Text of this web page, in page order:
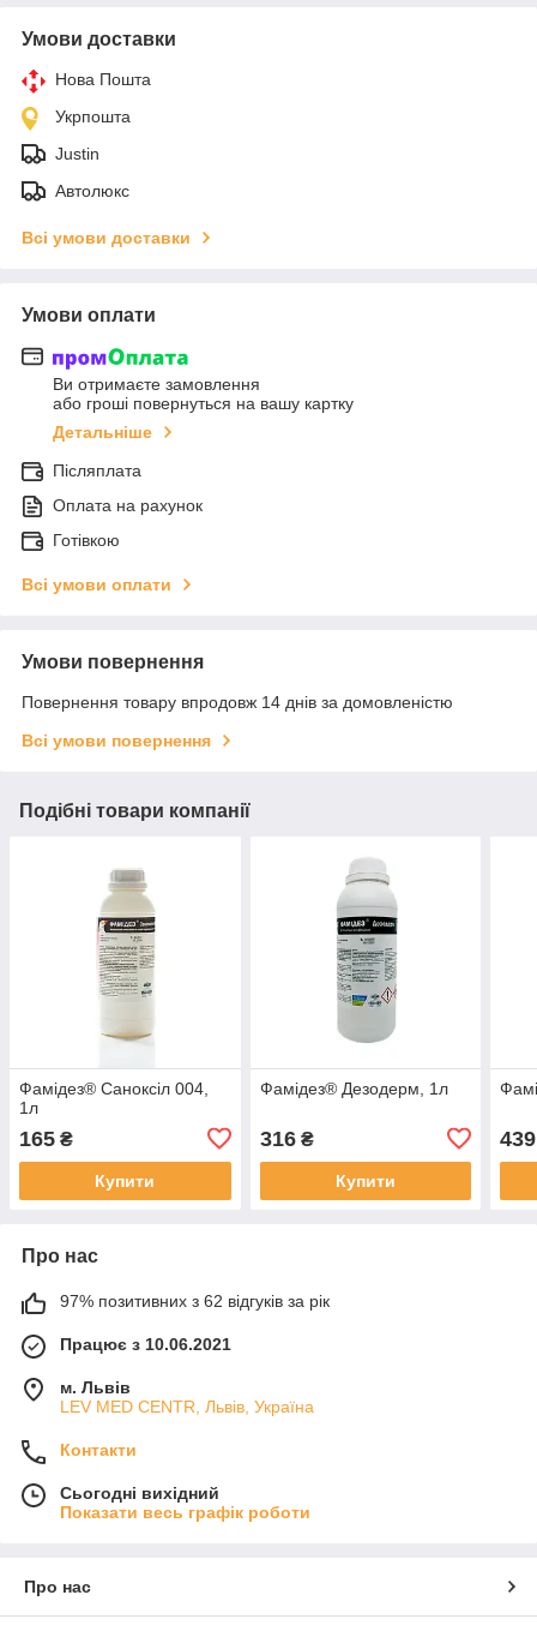
Умови доставки
Нова Пошта
Укрпошта
Justin
Автолюкс
Всі умови доставки
Умови оплати
Ви отримаєте замовлення
або гроші повернуться на вашу картку
Детальніше
Післяплата
Оплата на рахунок
Готівкою
Всі умови оплати
Умови повернення
Повернення товару впродовж 14 днів за домовленістю
Всі умови повернення
Подібні товари компанії
Фамідез® Саноксіл 004,
1л
165 ₴
Купити
Фамідез® Дезодерм, 1л
316₴
Купити
439
Про нас
97% позитивних з 62 відгуків за рік
Працює з 10.06.2021
м. Львів
LEV MED CENTR, Львів, Україна
Контакти
Сьогодні вихідний
Показати весь графік роботи
Про нас